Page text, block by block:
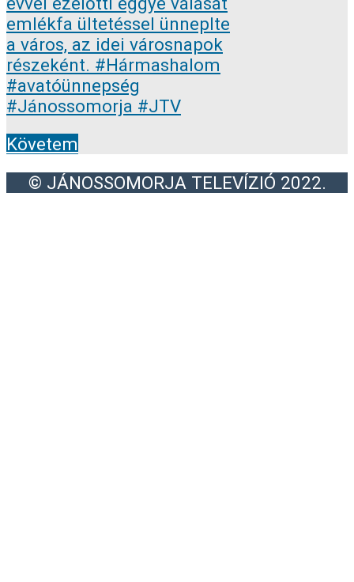
Követem
© JÁNOSSOMORJA TELEVÍZIÓ 2022.